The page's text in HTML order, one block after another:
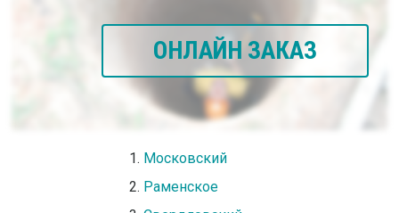
ОНЛАЙН ЗАКАЗ
Московский
Раменское